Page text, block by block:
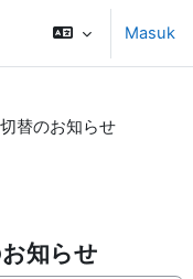
Masuk
替のお知らせ
知らせ